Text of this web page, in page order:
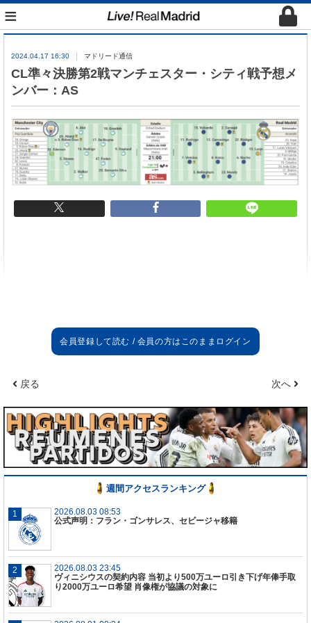
≡
2024.04.17 16:30 マドリード通信
CL準々決勝第2戦マンチェスター・シティ戦予想メ
ンバー：AS
戻る 次へ
週間アクセスランキング
2026.08.03 08:53
公式声明：フラン・ゴンサレス、セビージャ移籍
2026.08.03 23:45
ヴィニシウスの契約内容 当初より500万ユーロ引き下げ年俸手取
り2000万ユーロ希望 肖像権が協議の対象に